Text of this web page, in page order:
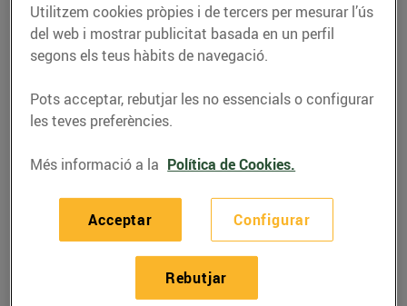
RECEPTES
Recepta de lasanya de
llonganissa i albergínia
03/de juliol/2020
Utilitzem cookies pròpies i de tercers per mesurar l’ús
del web i mostrar publicitat basada en un perfil
segons els teus hàbits de navegació.
Pots acceptar, rebutjar les no essencials o configurar
les teves preferències.
Més informació a la Política de Cookies.
Configurar
Rebutjar
Acceptar